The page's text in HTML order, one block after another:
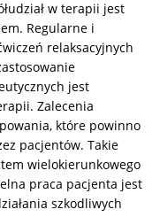
w terapii jest
Regularne i
relaksacyjnych
jest
Zalecenia
które powinno
pacjentów. Takie
wielokierunkowego
praca pacjenta jest
szkodliwych